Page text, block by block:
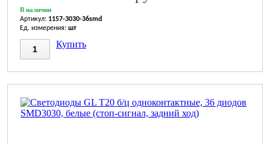
В наличии
Артикул: 1157-3030-36smd
Ед. измерения: шт
Купить